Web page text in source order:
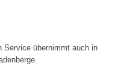
Service übernimmt auch in